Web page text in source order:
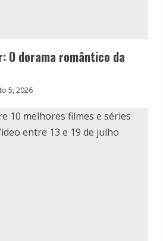
O dorama romântico da
5, 2026